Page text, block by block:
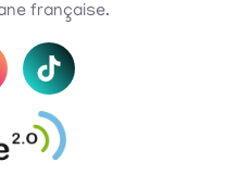
française.